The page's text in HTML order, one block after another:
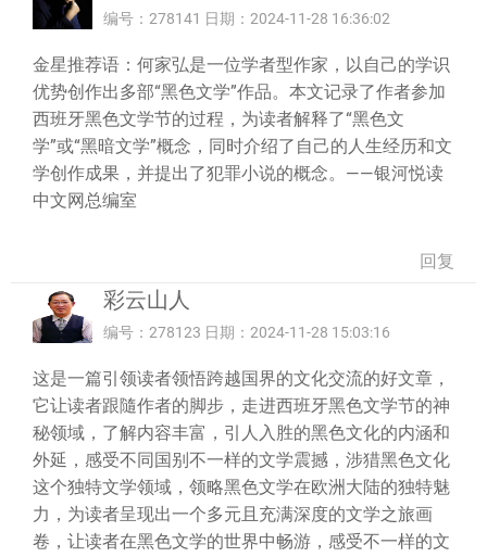
编号：278141 日期：2024-11-28 16:36:02
金星推荐语：何家弘是一位学者型作家，以自己的学识
优势创作出多部“黑色文学”作品。本文记录了作者参加
西班牙黑色文学节的过程，为读者解释了“黑色文
学”或“黑暗文学”概念，同时介绍了自己的人生经历和文
学创作成果，并提出了犯罪小说的概念。——银河悦读
中文网总编室
回复
彩云山人
编号：278123 日期：2024-11-28 15:03:16
这是一篇引领读者领悟跨越国界的文化交流的好文章，
它让读者跟隨作者的脚步，走进西班牙黑色文学节的神
秘领域，了解内容丰富，引人入胜的黑色文化的内涵和
外延，感受不同国别不一样的文学震撼，涉猎黑色文化
这个独特文学领域，领略黑色文学在欧洲大陆的独特魅
力，为读者呈现出一个多元且充满深度的文学之旅画
卷，让读者在黑色文学的世界中畅游，感受不一样的文